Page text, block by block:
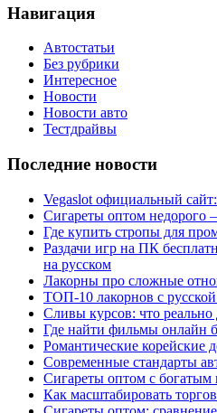
Навигация
Автостатьи
Без рубрики
Интересное
Новости
Новости авто
Тестдрайвы
Последние новости
Vegaslot официальный
Сигареты оптом недорого
Где купить стропы для
Раздачи игр на ПК
на русском
Лакорны про сложные
ТОП-10 лакорнов с русской
Сливы курсов: что
Где найти фильмы онлайн
Романтические корейские
Современные стандарты
Сигареты оптом с
Как масштабировать